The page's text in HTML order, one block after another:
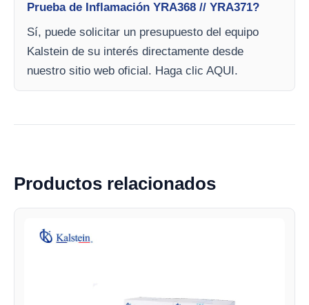
Prueba de Inflamación YRA368 // YRA371?
Sí, puede solicitar un presupuesto del equipo
Kalstein de su interés directamente desde
nuestro sitio web oficial. Haga clic AQUI.
Productos relacionados